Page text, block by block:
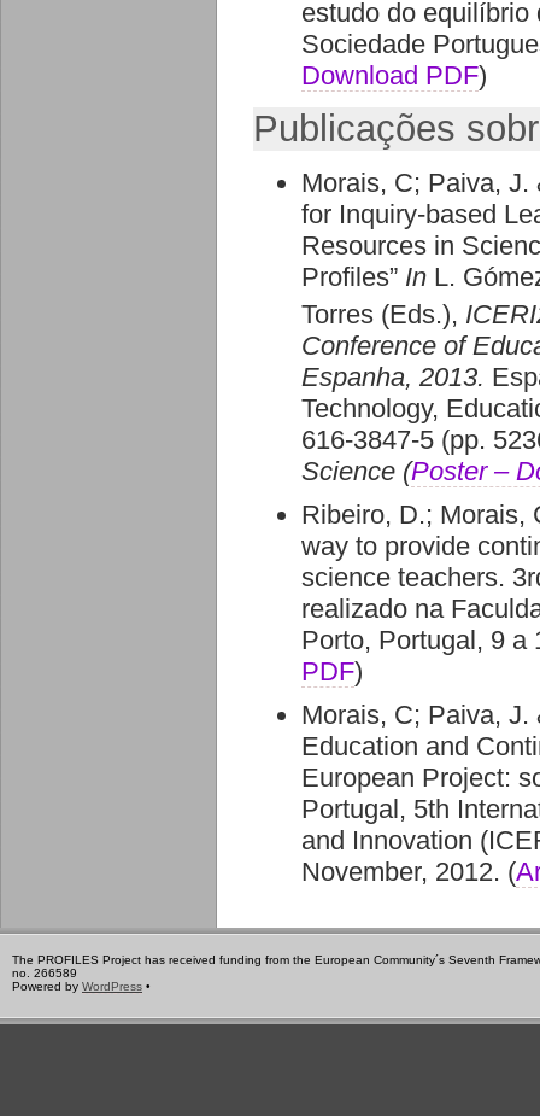
estudo do
Sociedade
Download PDF)
Publicações
Morais, C; Paiva, J.
for Inquiry-based
Resources in
Profiles” In L.
Torres (Eds.),
Conference of
Espanha, 2013.
Technology,
616-3847-5 (pp.
Science (Poster –
Ribeiro, D.; Morais,
way to provide
science teachers.
realizado na
Porto, Portugal, 9 a
PDF)
Morais, C; Paiva,
Education and
European Project:
Portugal, 5th
and Innovation
November, 2012. (
The PROFILES Project has received funding from the European Community´s Seventh
no. 266589
Powered by WordPress •